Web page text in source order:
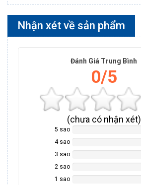
Nhận xét về sản phẩm
Đánh Giá Trung Bình
0/5
(chưa cónhận xét)
5 sao
Complete
4 sao
Complete
3 sao
Complete
2 sao
Complete
1 sao